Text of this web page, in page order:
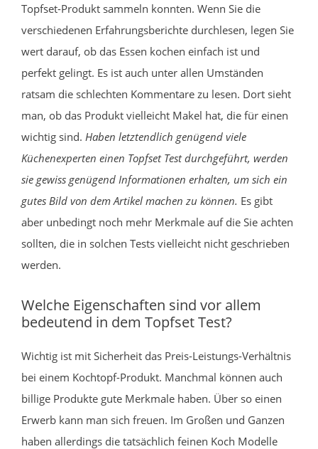
Topfset-Produkt sammeln konnten. Wenn Sie die
verschiedenen Erfahrungsberichte durchlesen, legen Sie
wert darauf, ob das Essen kochen einfach ist und
perfekt gelingt. Es ist auch unter allen Umständen
ratsam die schlechten Kommentare zu lesen. Dort sieht
man, ob das Produkt vielleicht Makel hat, die für einen
wichtig sind. Haben letztendlich genügend viele
Küchenexperten einen Topfset Test durchgeführt, werden
sie gewiss genügend Informationen erhalten, um sich ein
gutes Bild von dem Artikel machen zu können. Es gibt
aber unbedingt noch mehr Merkmale auf die Sie achten
sollten, die in solchen Tests vielleicht nicht geschrieben
werden.
Welche Eigenschaften sind vor allem
bedeutend in dem Topfset Test?
Wichtig ist mit Sicherheit das Preis-Leistungs-Verhältnis
bei einem Kochtopf-Produkt. Manchmal können auch
billige Produkte gute Merkmale haben. Über so einen
Erwerb kann man sich freuen. Im Großen und Ganzen
haben allerdings die tatsächlich feinen Koch Modelle